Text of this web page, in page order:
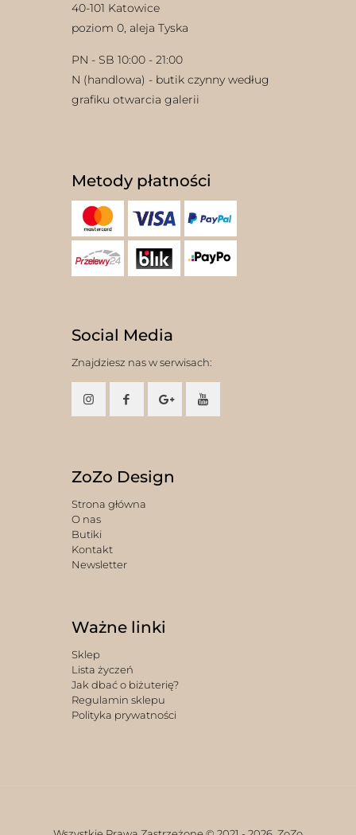
40-101 Katowice
poziom 0, aleja Tyska
PN - SB 10:00 - 21:00
N (handlowa) - butik czynny według
grafiku otwarcia galerii
Metody płatności
Social Media
Znajdziesz nas w serwisach:
ZoZo Design
Strona główna
O nas
Butiki
Kontakt
Newsletter
Ważne linki
Sklep
Lista życzeń
Jak dbać o biżuterię?
Regulamin sklepu
Polityka prywatności